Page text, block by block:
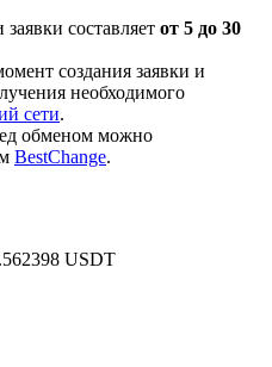
составляет от 5 до 30
создания заявки и
необходимого
сети.
обменом можно
BestChange.
USDT